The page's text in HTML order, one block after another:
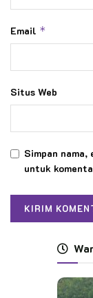
Email *
Situs Web
Simpan nama,
untuk